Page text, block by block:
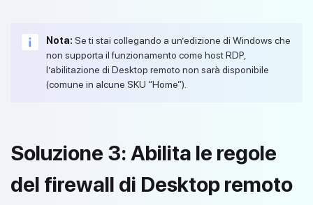
Nota: Se ti stai collegando a un’edizione di Windows che
non supporta il funzionamento come host RDP,
l’abilitazione di Desktop remoto non sarà disponibile
(comune in alcune SKU “Home”).
Soluzione 3: Abilita le regole
del firewall di Desktop remoto